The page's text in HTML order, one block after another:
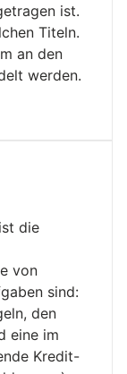
ist.
Titeln.
an den
werden.
die
von
sind:
den
eine im
Kredit-